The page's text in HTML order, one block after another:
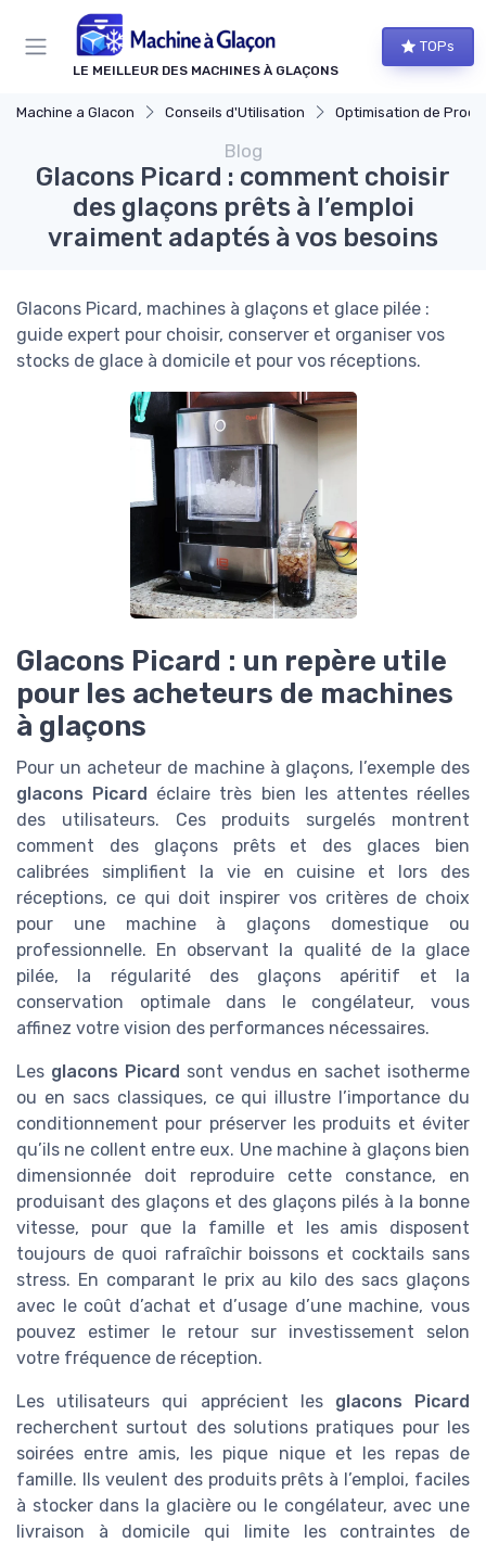
LE MEILLEUR DES MACHINES À GLAÇONS
TOPs
Machine a Glacon Conseils d'Utilisation Optimisation de
Blog
Glacons Picard : comment choisir
des glaçons prêts à l’emploi
vraiment adaptés à vos besoins
Glacons Picard, machines à glaçons et glace pilée :
guide expert pour choisir, conserver et organiser vos
stocks de glace à domicile et pour vos réceptions.
Glacons Picard : un repère utile
pour les acheteurs de machines
à glaçons
Pour un acheteur de machine à glaçons, l’exemple des
glacons Picard éclaire très bien les attentes réelles
des utilisateurs. Ces produits surgelés montrent
comment des glaçons prêts et des glaces bien
calibrées simplifient la vie en cuisine et lors des
réceptions, ce qui doit inspirer vos critères de choix
pour une machine à glaçons domestique ou
professionnelle. En observant la qualité de la glace
pilée, la régularité des glaçons apéritif et la
conservation optimale dans le congélateur, vous
affinez votre vision des performances nécessaires.
Les glacons Picard sont vendus en sachet isotherme
ou en sacs classiques, ce qui illustre l’importance du
conditionnement pour préserver les produits et éviter
qu’ils ne collent entre eux. Une machine à glaçons bien
dimensionnée doit reproduire cette constance, en
produisant des glaçons et des glaçons pilés à la bonne
vitesse, pour que la famille et les amis disposent
toujours de quoi rafraîchir boissons et cocktails sans
stress. En comparant le prix au kilo des sacs glaçons
avec le coût d’achat et d’usage d’une machine, vous
pouvez estimer le retour sur investissement selon
votre fréquence de réception.
Les utilisateurs qui apprécient les glacons Picard
recherchent surtout des solutions pratiques pour les
soirées entre amis, les pique nique et les repas de
famille. Ils veulent des produits prêts à l’emploi, faciles
à stocker dans la glacière ou le congélateur, avec une
livraison à domicile qui limite les contraintes de
Panneau de gestion des cookies